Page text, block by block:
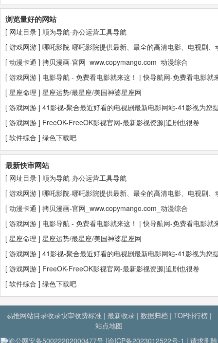
浏览量好的网站
[ 网址目录 ] 顺为导航-办公运营工具导航
[ 游戏网游 ] 哪吒影院-哪吒影院提供最新、最全的高清电影、电视剧
[ 动漫卡通 ] 拷贝漫画-官网_www.copymango.com_动漫综合
[ 游戏网游 ] 电影导航 - 免费看电影就来这！ | 快导航网-免费看电影就
[ 星座命理 ] 星座运势/最星座/美国神婆星座网
[ 游戏网游 ] 41影视-聚合最近好看的电视剧最新电影网站-41影视为您
[ 游戏网游 ] FreeOK-FreeOK影视官网-最新影视资源|追剧也很卷
[ 软件综合 ] 绿色下载吧
最新快审网站
[ 网址目录 ] 顺为导航-办公运营工具导航
[ 游戏网游 ] 哪吒影院-哪吒影院提供最新、最全的高清电影、电视剧
[ 动漫卡通 ] 拷贝漫画-官网_www.copymango.com_动漫综合
[ 游戏网游 ] 电影导航 - 免费看电影就来这！ | 快导航网-免费看电影就
[ 星座命理 ] 星座运势/最星座/美国神婆星座网
[ 游戏网游 ] 41影视-聚合最近好看的电视剧最新电影网站-41影视为您
[ 游戏网游 ] FreeOK-FreeOK影视官网-最新影视资源|追剧也很卷
[ 软件综合 ] 绿色下载吧
易推网站目录收录快审收费标准 | 最新收录 | 数据归档 | TOP排行榜 |
站点地图
渝公网安备50022202000477号 |渝ICP备2023012522号-1 | 请求删除